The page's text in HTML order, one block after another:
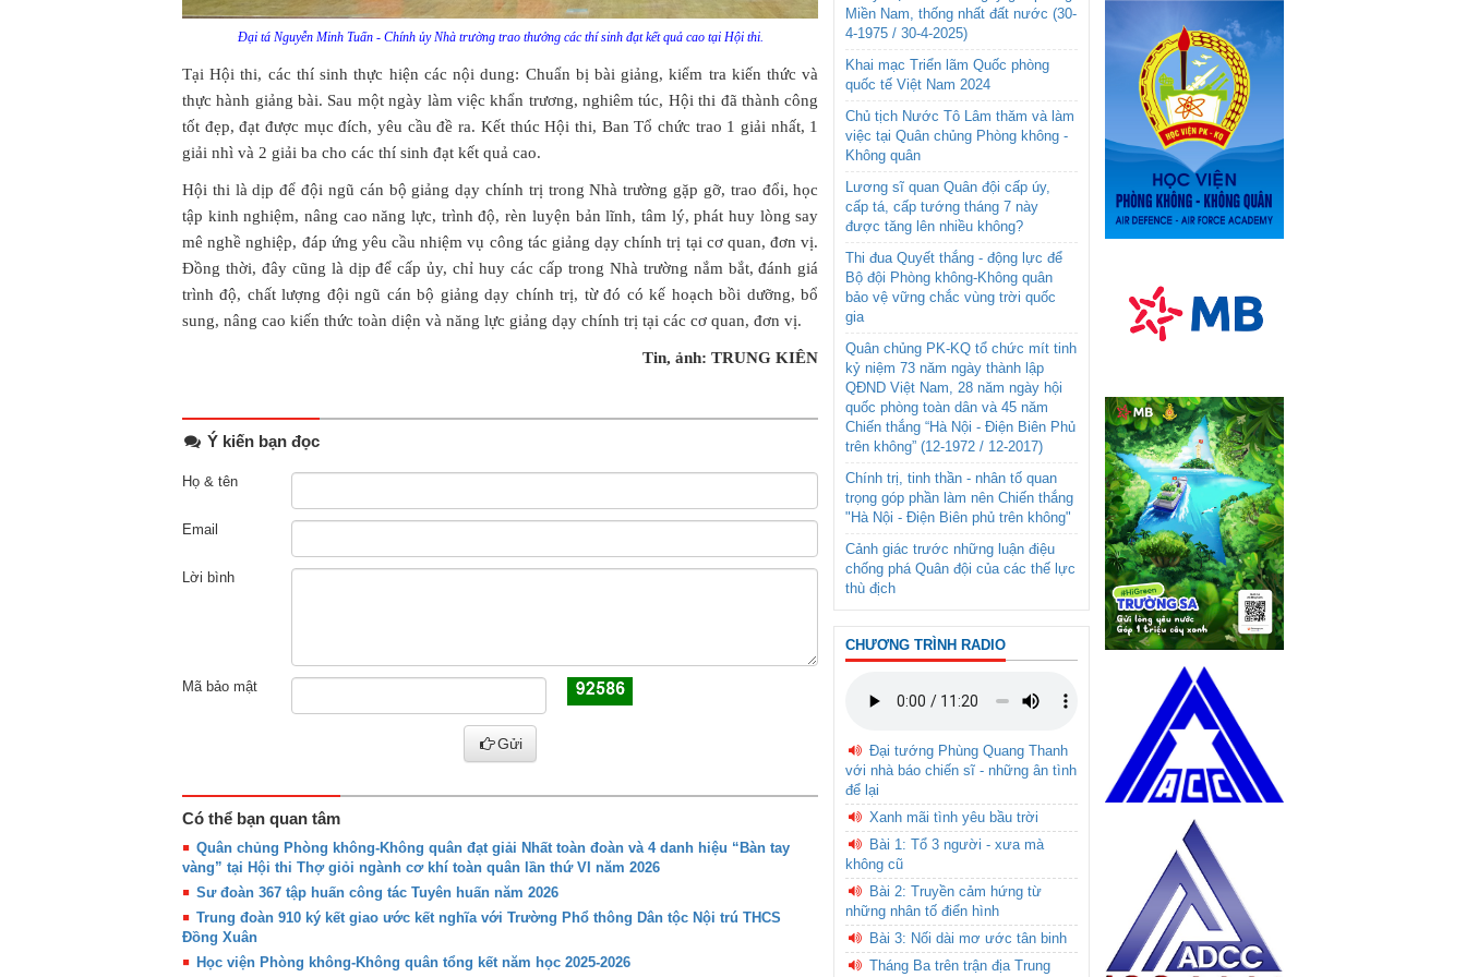
Đại tá Nguyễn Minh Tuấn - Chính ủy Nhà trường trao thưởng các thí sinh đạt kết quả cao tại Hội thi.
Tại Hội thi, các thí sinh thực hiện các nội dung: Chuẩn bị bài giảng, kiểm tra kiến thức và
thực hành giảng bài. Sau một ngày làm việc khẩn trương, nghiêm túc, Hội thi đã thành công
tốt đẹp, đạt được mục đích, yêu cầu đề ra. Kết thúc Hội thi, Ban Tổ chức trao 1 giải nhất, 1
giải nhì và 2 giải ba cho các thí sinh đạt kết quả cao.
Hội thi là dịp để đội ngũ cán bộ giảng dạy chính trị trong Nhà trường gặp gỡ, trao đổi, học
tập kinh nghiệm, nâng cao năng lực, trình độ, rèn luyện bản lĩnh, tâm lý, phát huy lòng say
mê nghề nghiệp, đáp ứng yêu cầu nhiệm vụ công tác giảng dạy chính trị tại cơ quan, đơn vị.
Đồng thời, đây cũng là dịp để cấp ủy, chỉ huy các cấp trong Nhà trường nắm bắt, đánh giá
trình độ, chất lượng đội ngũ cán bộ giảng dạy chính trị, từ đó có kế hoạch bồi dưỡng, bổ
sung, nâng cao kiến thức toàn diện và năng lực giảng dạy chính trị tại các cơ quan, đơn vị.
Tin, ảnh: TRUNG KIÊN
Ý kiến bạn đọc
Họ & tên
Email
Lời bình
Mã bảo mật
Gửi
Có thể bạn quan tâm
Quân chủng Phòng không-Không quân đạt giải Nhất toàn đoàn và 4 danh hiệu “Bàn tay
vàng” tại Hội thi Thợ giỏi ngành cơ khí toàn quân lần thứ VI năm 2026
Sư đoàn 367 tập huấn công tác Tuyên huấn năm 2026
Trung đoàn 910 ký kết giao ước kết nghĩa với Trường Phổ thông Dân tộc Nội trú THCS
Đồng Xuân
Học viện Phòng không-Không quân tổng kết năm học 2025-2026
Miền Nam, thống nhất đất nước (30-
4-1975 / 30-4-2025)
Khai mạc Triển lãm Quốc phòng
quốc tế Việt Nam 2024
Chủ tịch Nước Tô Lâm thăm và làm
việc tại Quân chủng Phòng không -
Không quân
Lương sĩ quan Quân đội cấp úy,
cấp tá, cấp tướng tháng 7 này
được tăng lên nhiều không?
Thi đua Quyết thắng - động lực để
Bộ đội Phòng không-Không quân
bảo vệ vững chắc vùng trời quốc
gia
Quân chủng PK-KQ tổ chức mít tinh
kỷ niệm 73 năm ngày thành lập
QĐND Việt Nam, 28 năm ngày hội
quốc phòng toàn dân và 45 năm
Chiến thắng “Hà Nội - Điện Biên Phủ
trên không” (12-1972 / 12-2017)
Chính trị, tinh thần - nhân tố quan
trọng góp phần làm nên Chiến thắng
"Hà Nội - Điện Biên phủ trên không"
Cảnh giác trước những luận điệu
chống phá Quân đội của các thế lực
thù địch
CHƯƠNG TRÌNH RADIO
Đại tướng Phùng Quang Thanh
với nhà báo chiến sĩ - những ân tình
để lại
Xanh mãi tình yêu bầu trời
Bài 1: Tổ 3 người - xưa mà
không cũ
Bài 2: Truyền cảm hứng từ
những nhân tố điển hình
Bài 3: Nối dài mơ ước tân binh
Tháng Ba trên trận địa Trung